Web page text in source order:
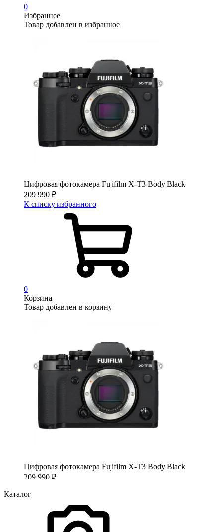
0
Избранное
Товар добавлен в избранное
Цифровая фотокамера Fujifilm X-T3 Body Black
209 990 ₽
К списку избранного
0
Корзина
Товар добавлен в корзину
Цифровая фотокамера Fujifilm X-T3 Body Black
209 990 ₽
Каталог